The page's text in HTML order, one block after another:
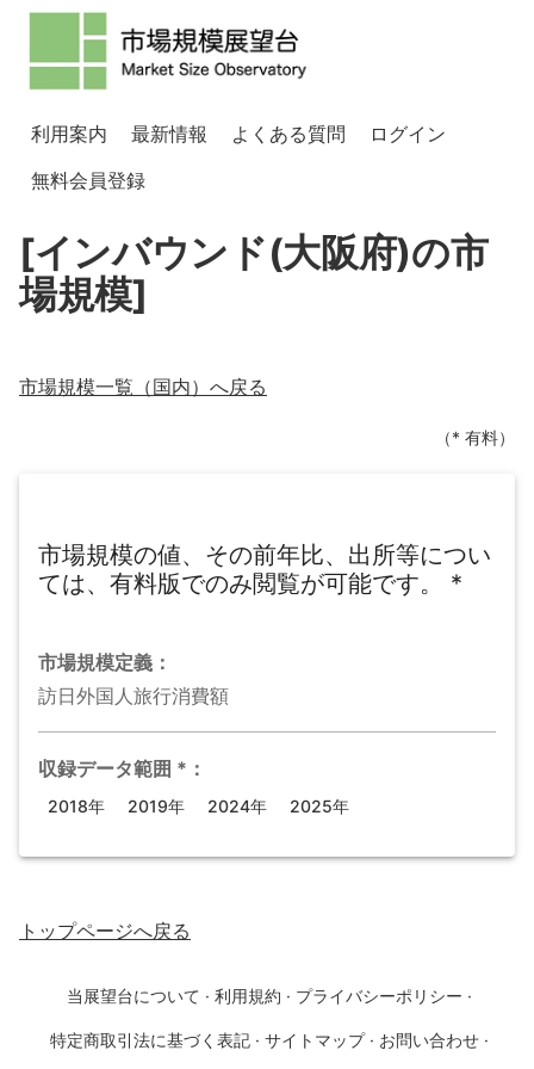
利用案内 最新情報 よくある質問
ログイン
無料会員登録
[インバウンド(大阪府)の市
場規模]
市場規模一覧（国内）へ戻る
（* 有料）
市場規模の値、その前年比、出所等につい
ては、有料版でのみ閲覧が可能です。
*
市場規模定義：
訪日外国人旅行消費額
収録データ範囲 * ：
2018年 2019年 2024年 2025年
トップページへ戻る
当展望台について · 利用規約 · プライバシーポリシー ·
特定商取引法に基づく表記 · サイトマップ · お問い合わせ ·